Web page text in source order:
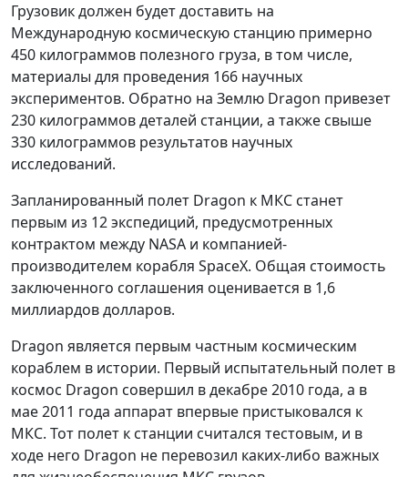
Грузовик должен будет доставить на
Международную космическую станцию примерно
450 килограммов полезного груза, в том числе,
материалы для проведения 166 научных
экспериментов. Обратно на Землю Dragon привезет
230 килограммов деталей станции, а также свыше
330 килограммов результатов научных
исследований.
Запланированный полет Dragon к МКС станет
первым из 12 экспедиций, предусмотренных
контрактом между NASA и компанией-
производителем корабля SpaceX. Общая стоимость
заключенного соглашения оценивается в 1,6
миллиардов долларов.
Dragon является первым частным космическим
кораблем в истории. Первый испытательный полет в
космос Dragon совершил в декабре 2010 года, а в
мае 2011 года аппарат впервые пристыковался к
МКС. Тот полет к станции считался тестовым, и в
ходе него Dragon не перевозил каких-либо важных